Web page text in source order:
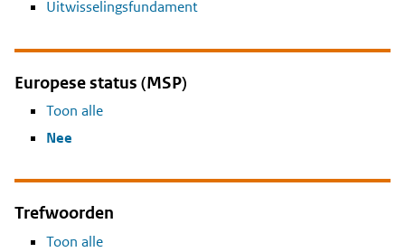
Uitwisselingsfundament
Europese status (MSP)
Toon alle
Nee
Trefwoorden
Toon alle